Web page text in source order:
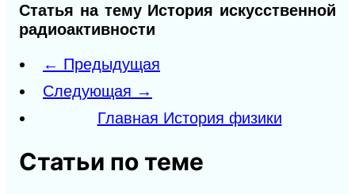
Статья на тему История искусственной
радиоактивности
← Предыдущая
Следующая →
Главная История физики
Статьи по теме